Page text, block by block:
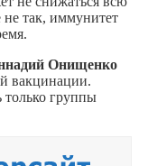
так, иммунитет
Онищенко
вакцинации.
группы